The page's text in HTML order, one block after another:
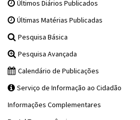
Últimos Diários Publicados
Últimas Matérias Publicadas
Pesquisa Básica
Pesquisa Avançada
Calendário de Publicações
Serviço de Informação ao Cidadão
Informações Complementares